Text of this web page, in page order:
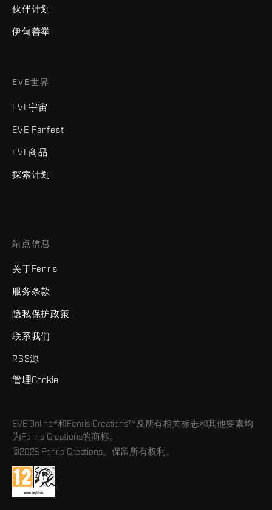
伙伴计划
伊甸善举
EVE世界
EVE宇宙
EVE Fanfest
EVE商品
探索计划
站点信息
关于Fenris
服务条款
隐私保护政策
联系我们
RSS源
管理Cookie
EVE Online®和Fenris Creations™及所有相关标志和其他要素均
为Fenris Creations的商标。
©2026 Fenris Creations。保留所有权利。